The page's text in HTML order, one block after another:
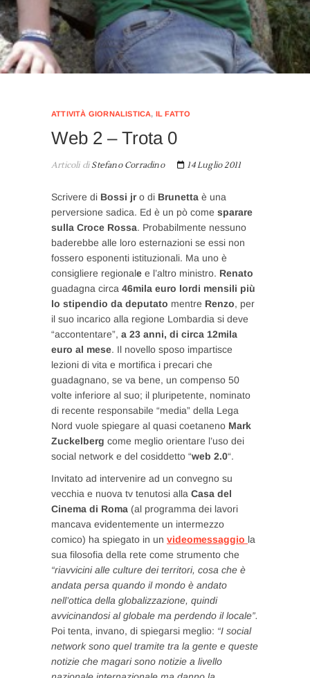
ATTIVITÀ GIORNALISTICA, IL FATTO
Web 2 – Trota 0
Articoli diStefano Corradino 14 Luglio 2011
Scrivere di Bossi jro di Brunetta è una
perversione sadica. Ed è un pò come sparare
sulla Croce Rossa. Probabilmente nessuno
baderebbe alle loro esternazioni se essi non
fossero esponenti istituzionali. Ma uno è
consigliere regionale e l’altro ministro. Renato
guadagna circa 46mila euro lordi mensili più
lo stipendio da deputato mentre Renzo, per
il suo incarico alla regione Lombardia si deve
“accontentare”, a 23 anni, di circa 12mila
euro al mese. Il novello sposo impartisce
lezioni di vita e mortifica i precari che
guadagnano, se va bene, un compenso 50
volte inferiore al suo; il pluripetente, nominato
di recente responsabile “media” della Lega
Nord vuole spiegare al quasi coetaneno Mark
Zuckelberg come meglio orientare l’uso dei
social network e del cosiddetto “web 2.0“.
Invitato ad intervenire ad un convegno su
vecchia e nuova tv tenutosi alla Casa del
Cinema di Roma (al programma dei lavori
mancava evidentemente un intermezzo
comico) ha spiegato in un videomessaggio la
sua filosofia della rete come strumento che
“riavvicini alle culture dei territori, cosa che è
andata persa quando il mondo è andato
nell’ottica della globalizzazione, quindi
avvicinandosi al globale ma perdendo il locale”.
Poi tenta, invano, di spiegarsi meglio: “I social
network sono quel tramite tra la gente e queste
notizie che magari sono notizie a livello